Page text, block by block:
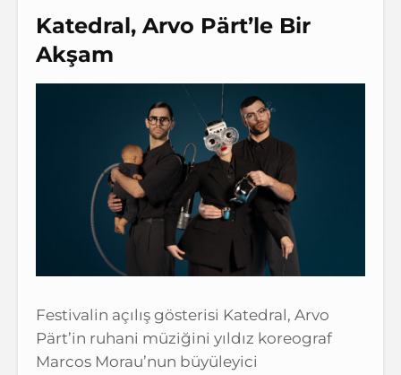
Katedral, Arvo Pärt’le Bir
Akşam
Festivalin açılış gösterisi Katedral, Arvo
Pärt’in ruhani müziğini yıldız koreograf
Marcos Morau’nun büyüleyici